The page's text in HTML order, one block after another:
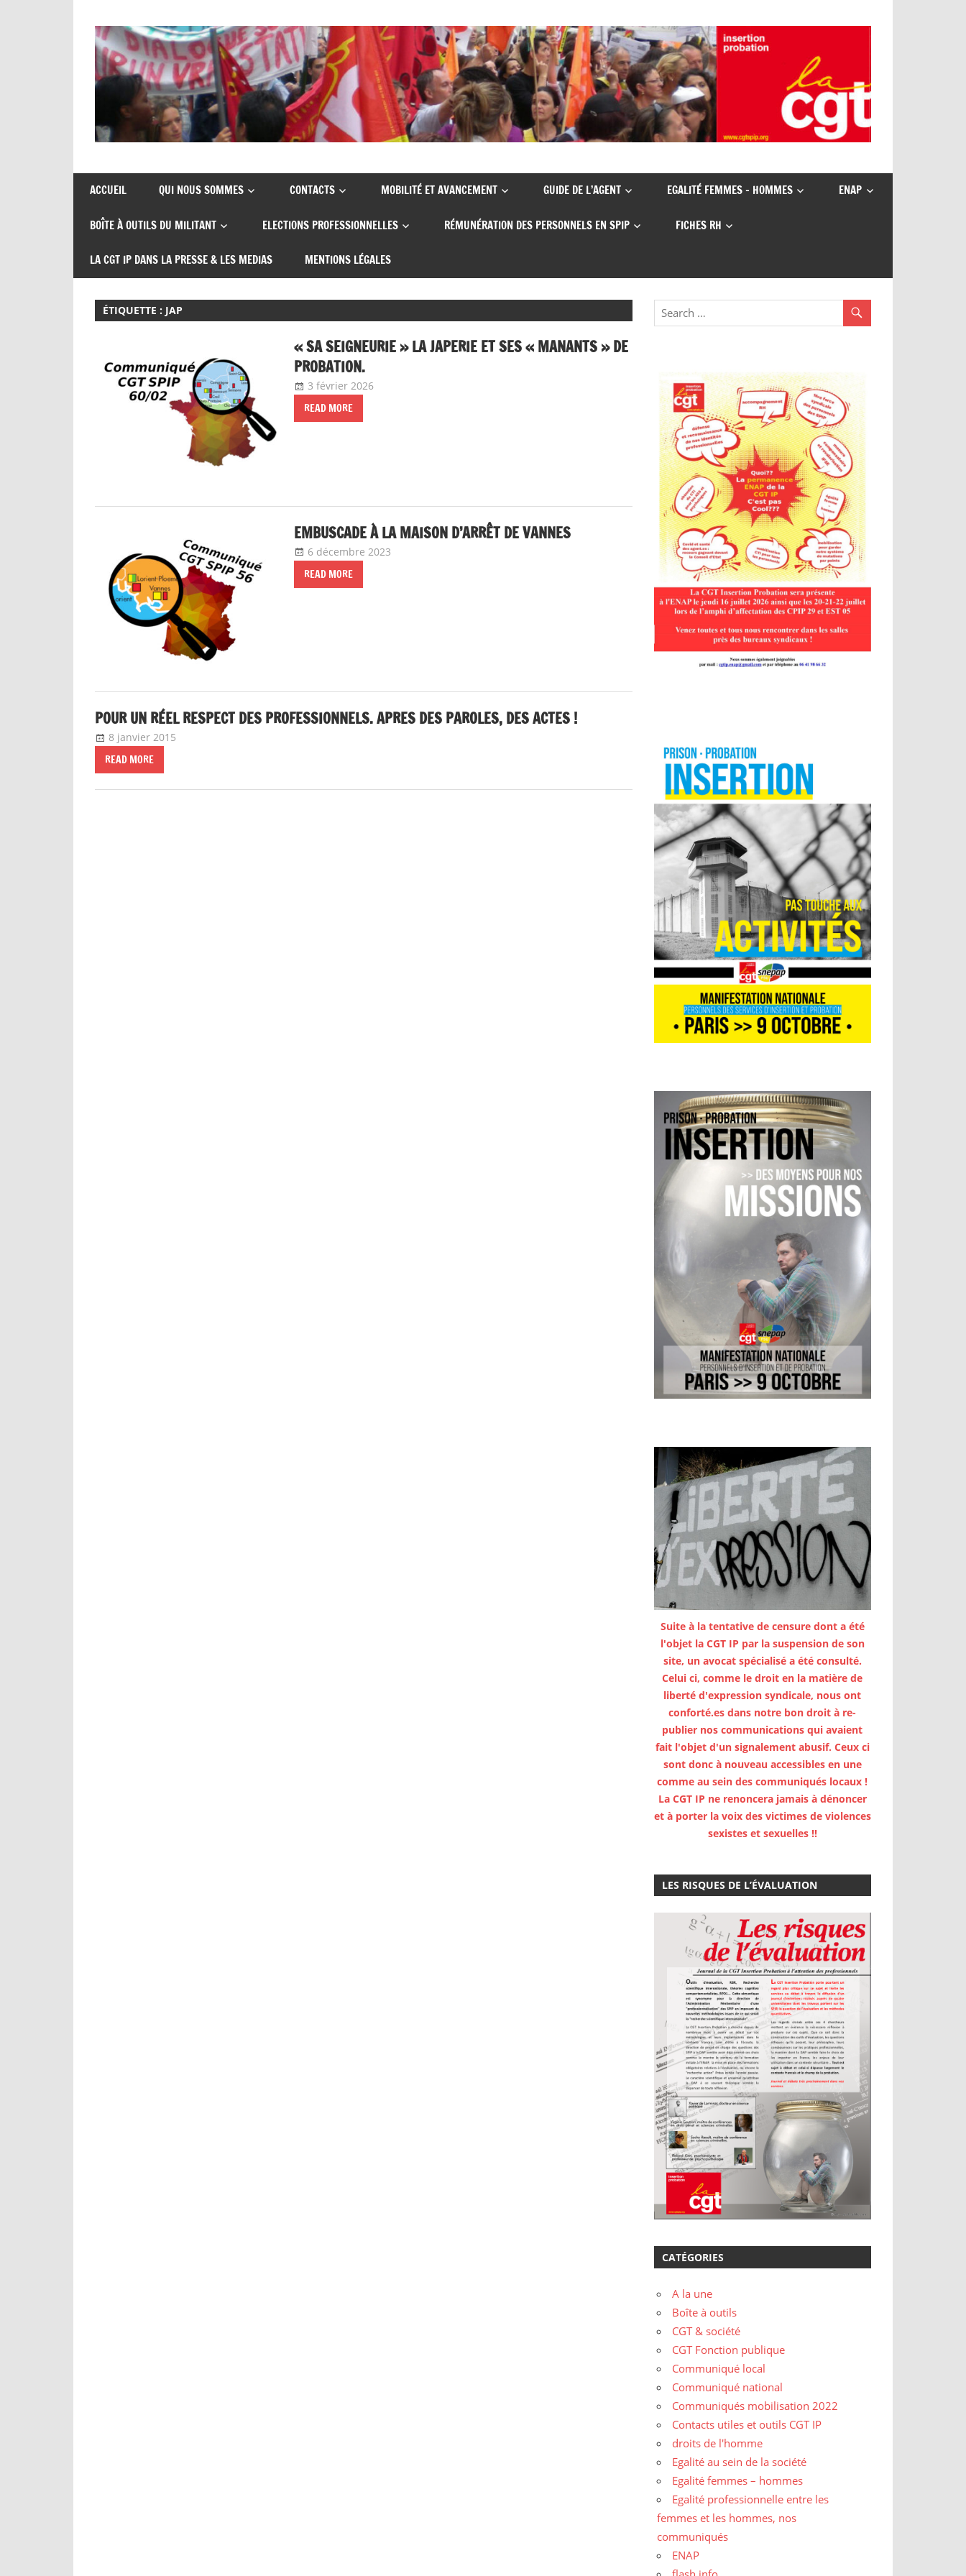
content
CGT
insertion
probation
de
syndicats
insertion
ACCUEIL QUI NOUS SOMMES CONTACTS MOBILITÉ ET AVANCEMENT GUIDE DE L’AGENT EGALITÉ FEMMES – HOMMES ENAP
BOÎTE À OUTILS DU MILITANT ELECTIONS PROFESSIONNELLES RÉMUNÉRATION DES PERSONNELS EN SPIP FICHES RH
LA CGT IP DANS LA PRESSE & LES MEDIAS MENTIONS LÉGALES
ÉTIQUETTE : JAP
« SA SEIGNEURIE » LA JAPERIE ET SES « MANANTS » DE
PROBATION.
3 février 2026
READ MORE
EMBUSCADE À LA MAISON D’ARRÊT DE VANNES
6 décembre 2023
READ MORE
POUR UN RÉEL RESPECT DES PROFESSIONNELS. APRES DES PAROLES, DES ACTES !
8 janvier 2015
READ MORE
Suite à la tentative de censure dont a été
l'objet la CGT IP par la suspension de son
site, un avocat spécialisé a été consulté.
Celui ci, comme le droit en la matière de
liberté d'expression syndicale, nous ont
conforté.es dans notre bon droit à re-
publier nos communications qui avaient
fait l'objet d'un signalement abusif. Ceux ci
sont donc à nouveau accessibles en une
comme au sein des communiqués locaux !
La CGT IP ne renoncera jamais à dénoncer
et à porter la voix des victimes de violences
sexistes et sexuelles !!
LES RISQUES DE L’ÉVALUATION
CATÉGORIES
A la une
Boîte à outils
CGT & société
CGT Fonction publique
Communiqué local
Communiqué national
Communiqués mobilisation 2022
Contacts utiles et outils CGT IP
droits de l'homme
Egalité au sein de la société
Egalité femmes – hommes
Egalité professionnelle entre les
femmes et les hommes, nos
communiqués
ENAP